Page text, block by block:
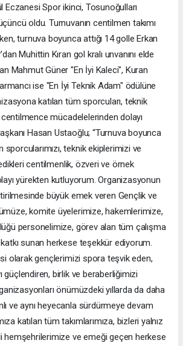
Eczanesi Spor ikinci, Tosunoğulları
oldu. Turnuvanın centilmen takımı
turnuva boyunca attığı 14 golle Erkan
Muhittin Kıran gol kralı unvanını elde
Mahmut Güner "En İyi Kaleci", Kuran
ise "En İyi Teknik Adam" ödülüne
katılan tüm sporcuları, teknik
centilmence mücadelelerinden dolayı
Hasan Ustaoğlu; “Turnuva boyunca
teknik ekiplerimizi ve
centilmenlik, özveri ve örnek
yürekten kutluyorum. Organizasyonun
büyük emek veren Gençlik ve
komite üyelerimize, hakemlerimize,
personelimize, görev alan tüm çalışma
katkı sunan herkese teşekkür ediyorum.
olarak gençlerimizi spora teşvik eden,
güçlendiren, birlik ve beraberliğimizi
önümüzdeki yıllarda da daha
ve aynı heyecanla sürdürmeye devam
katılan tüm takımlarımıza, bizleri yalnız
hemşehrilerimize ve emeği geçen herkese